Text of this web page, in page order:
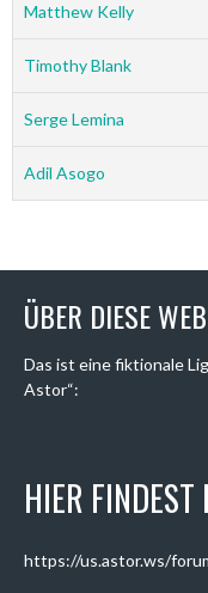
Matthew Kelly
Timothy Blank
Serge Lemina
Adil Asogo
ÜBER DIESE
Das ist eine fiktionale
Astor“:
HIER FINDEST
https://us.astor.ws/